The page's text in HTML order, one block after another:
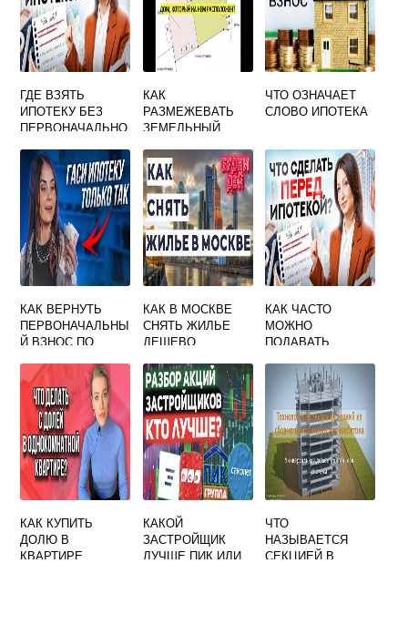
ГДЕ ВЗЯТЬ
ИПОТЕКУ БЕЗ
ПЕРВОНАЧАЛЬНО
ЧЕЛЯБИНСКЕ
КАК
РАЗМЕЖЕВАТЬ
ЗЕМЕЛЬНЫЙ
НАХОДЯЩИЙСЯ В
ОБЩЕДОЛЕВОЙ
СОБСТВЕННОСТИ
ЧТО ОЗНАЧАЕТ
СЛОВО ИПОТЕКА
КАК ВЕРНУТЬ
ПЕРВОНАЧАЛЬНЫ
Й ВЗНОС ПО
БАНКА
КАК В МОСКВЕ
СНЯТЬ ЖИЛЬЕ
ДЕШЕВО
КАК ЧАСТО
МОЖНО
ПОДАВАТЬ
ИПОТЕКУ
КАК КУПИТЬ
ДОЛЮ В
КВАРТИРЕ
КАКОЙ
ЗАСТРОЙЩИК
ЛУЧШЕ ПИК ИЛИ
ЧТО
НАЗЫВАЕТСЯ
СЕКЦИЕЙ В